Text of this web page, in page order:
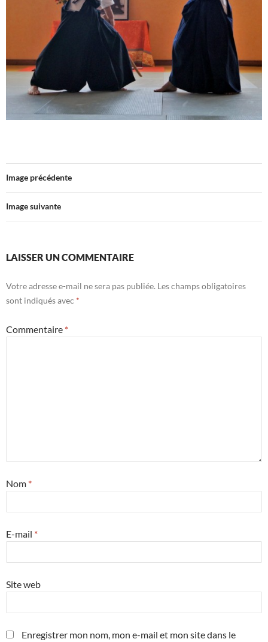
Image précédente
Image suivante
LAISSER UN COMMENTAIRE
Votre adresse e-mail ne sera pas publiée. Les champs obligatoires
sont indiqués avec *
Commentaire *
Nom *
E-mail *
Site web
Enregistrer mon nom, mon e-mail et mon site dans le